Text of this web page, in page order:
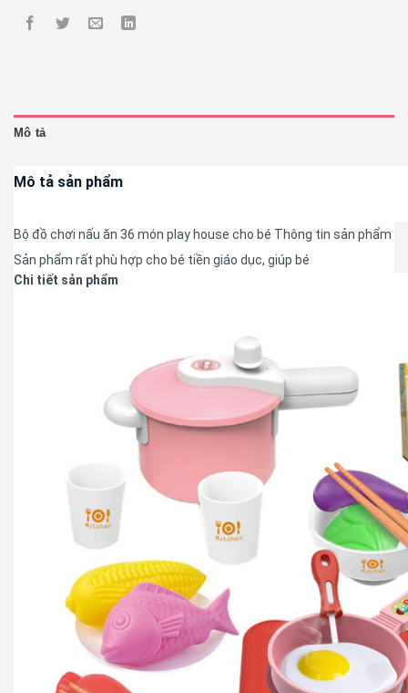
Mô tả
Mô tả sản phẩm
Bộ đồ chơi nấu ăn 36 món play house cho bé Thông tin sản phẩm
Sản phẩm rất phù hợp cho bé tiền giáo dục, giúp bé
Chi tiết sản phẩm